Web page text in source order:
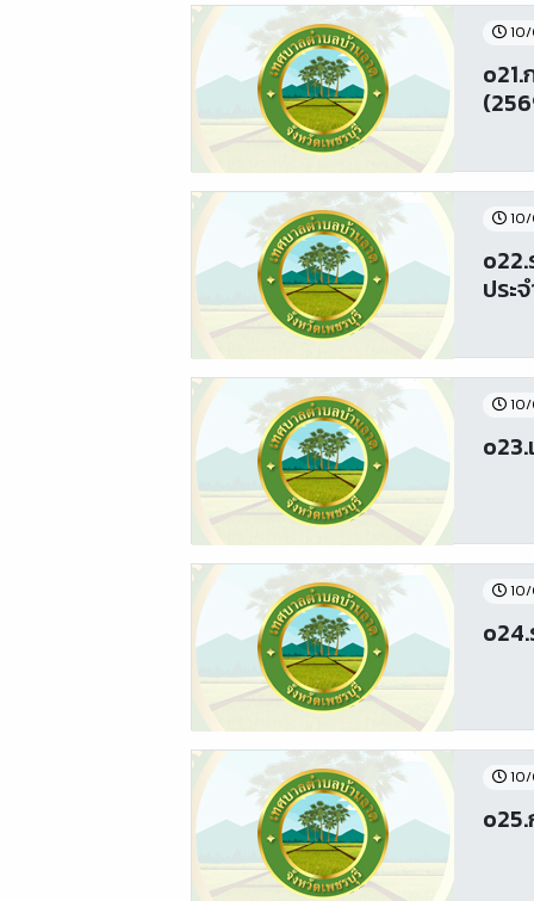
10/
10/
ประ
10/
10/
10/